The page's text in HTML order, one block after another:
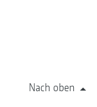
Nach oben